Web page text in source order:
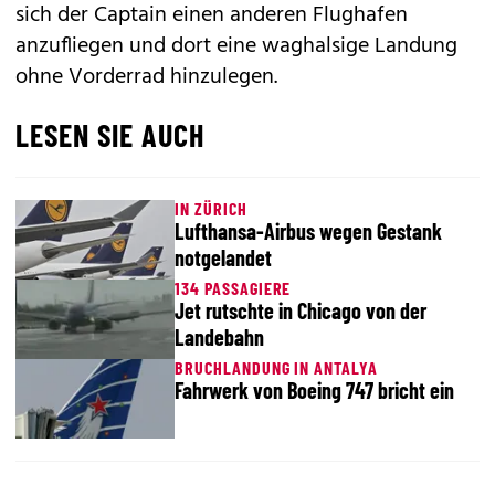
sich der Captain einen anderen Flughafen
anzufliegen und dort eine waghalsige Landung
ohne Vorderrad hinzulegen.
LESEN SIE AUCH
IN ZÜRICH
Lufthansa-Airbus wegen Gestank
notgelandet
134 PASSAGIERE
Jet rutschte in Chicago von der
Landebahn
BRUCHLANDUNG IN ANTALYA
Fahrwerk von Boeing 747 bricht ein